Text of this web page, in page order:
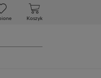
Koszyk